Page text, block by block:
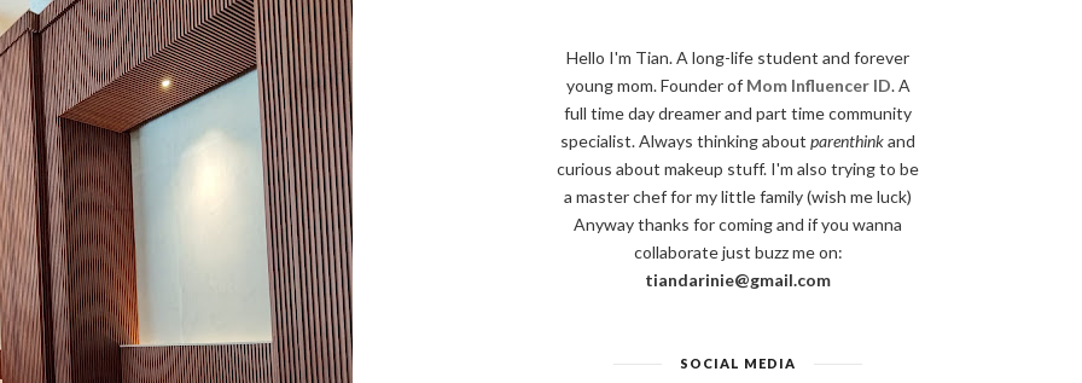
Hello I'm Tian. A long-life student and forever
young mom. Founder of Mom Influencer ID. A
full time day dreamer and part time community
specialist. Always thinking about parenthinkand
curious about makeup stuff. I'm also trying to be
a master chef for my little family (wish me luck)
Anyway thanks for coming and if you wanna
collaborate just buzz me on:
tiandarinie@gmail.com
SOCIAL MEDIA